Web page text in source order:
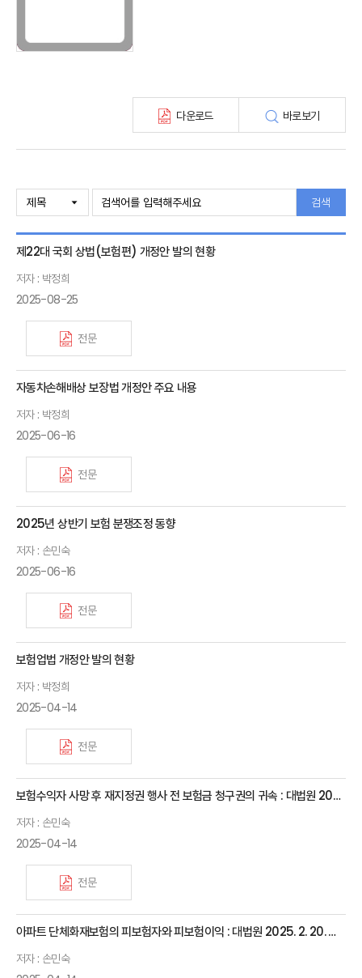
보험총서
보험회사 재무분석(종간)
다운로드 바로보기
검색
제22대 국회 상법(보험편) 개정안 발의 현황
저자 : 박정희
2025-08-25
전문
자동차손해배상 보장법 개정안 주요 내용
저자 : 박정희
2025-06-16
전문
2025년 상반기 보험 분쟁조정 동향
저자 : 손민숙
2025-06-16
전문
보험업법 개정안 발의 현황
저자 : 박정희
2025-04-14
전문
보험수익자 사망 후 재지정권 행사 전 보험금 청구권의 귀속 : 대법원 2025. 2. 20. 선고 2022다306048 판결
저자 : 손민숙
2025-04-14
전문
아파트 단체화재보험의 피보험자와 피보험이익 : 대법원 2025. 2. 20. 선고 2024다210837 판결
저자 : 손민숙